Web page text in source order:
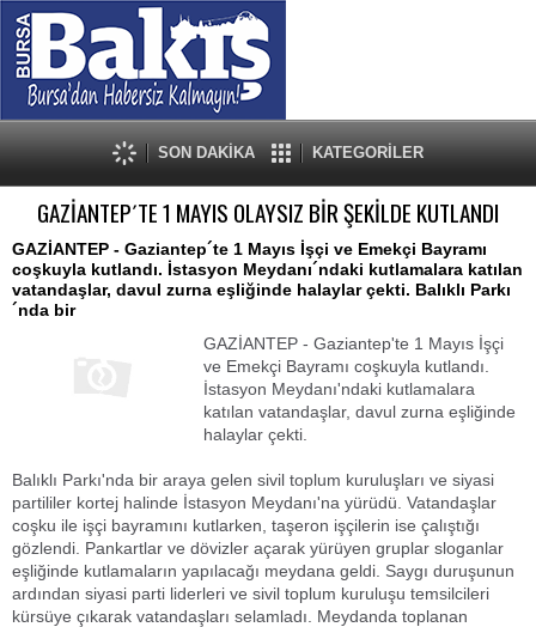
SON DAKİKA KATEGORİLER
GAZİANTEP´TE 1 MAYIS OLAYSIZ BİR ŞEKİLDE KUTLANDI
GAZİANTEP - Gaziantep´te 1 Mayıs İşçi ve Emekçi Bayramı
coşkuyla kutlandı. İstasyon Meydanı´ndaki kutlamalara katılan
vatandaşlar, davul zurna eşliğinde halaylar çekti. Balıklı Parkı
´nda bir
GAZİANTEP - Gaziantep'te 1 Mayıs İşçi
ve Emekçi Bayramı coşkuyla kutlandı.
İstasyon Meydanı'ndaki kutlamalara
katılan vatandaşlar, davul zurna eşliğinde
halaylar çekti.
Balıklı Parkı'nda bir araya gelen sivil toplum kuruluşları ve siyasi
partililer kortej halinde İstasyon Meydanı'na yürüdü. Vatandaşlar
coşku ile işçi bayramını kutlarken, taşeron işçilerin ise çalıştığı
gözlendi. Pankartlar ve dövizler açarak yürüyen gruplar sloganlar
eşliğinde kutlamaların yapılacağı meydana geldi. Saygı duruşunun
ardından siyasi parti liderleri ve sivil toplum kuruluşu temsilcileri
kürsüye çıkarak vatandaşları selamladı. Meydanda toplanan